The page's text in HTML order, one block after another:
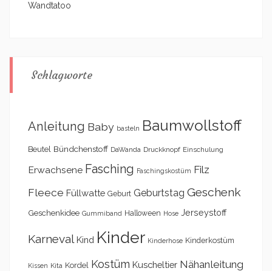
Wandtatoo
Schlagworte
Anleitung Baby basteln Baumwollstoff
Beutel Bündchenstoff DaWanda Druckknopf Einschulung
Erwachsene Fasching Faschingskostüm Filz
Fleece Füllwatte Geburt Geburtstag Geschenk
Geschenkidee Gummiband Halloween Hose Jerseystoff
Karneval Kind Kinder Kinderhose Kinderkostüm
Kissen Kita Kordel Kostüm Kuscheltier Nähanleitung